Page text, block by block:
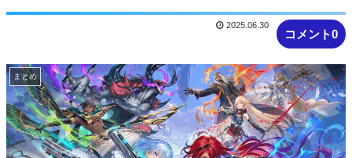
コメント0
2025.06.30
まとめ